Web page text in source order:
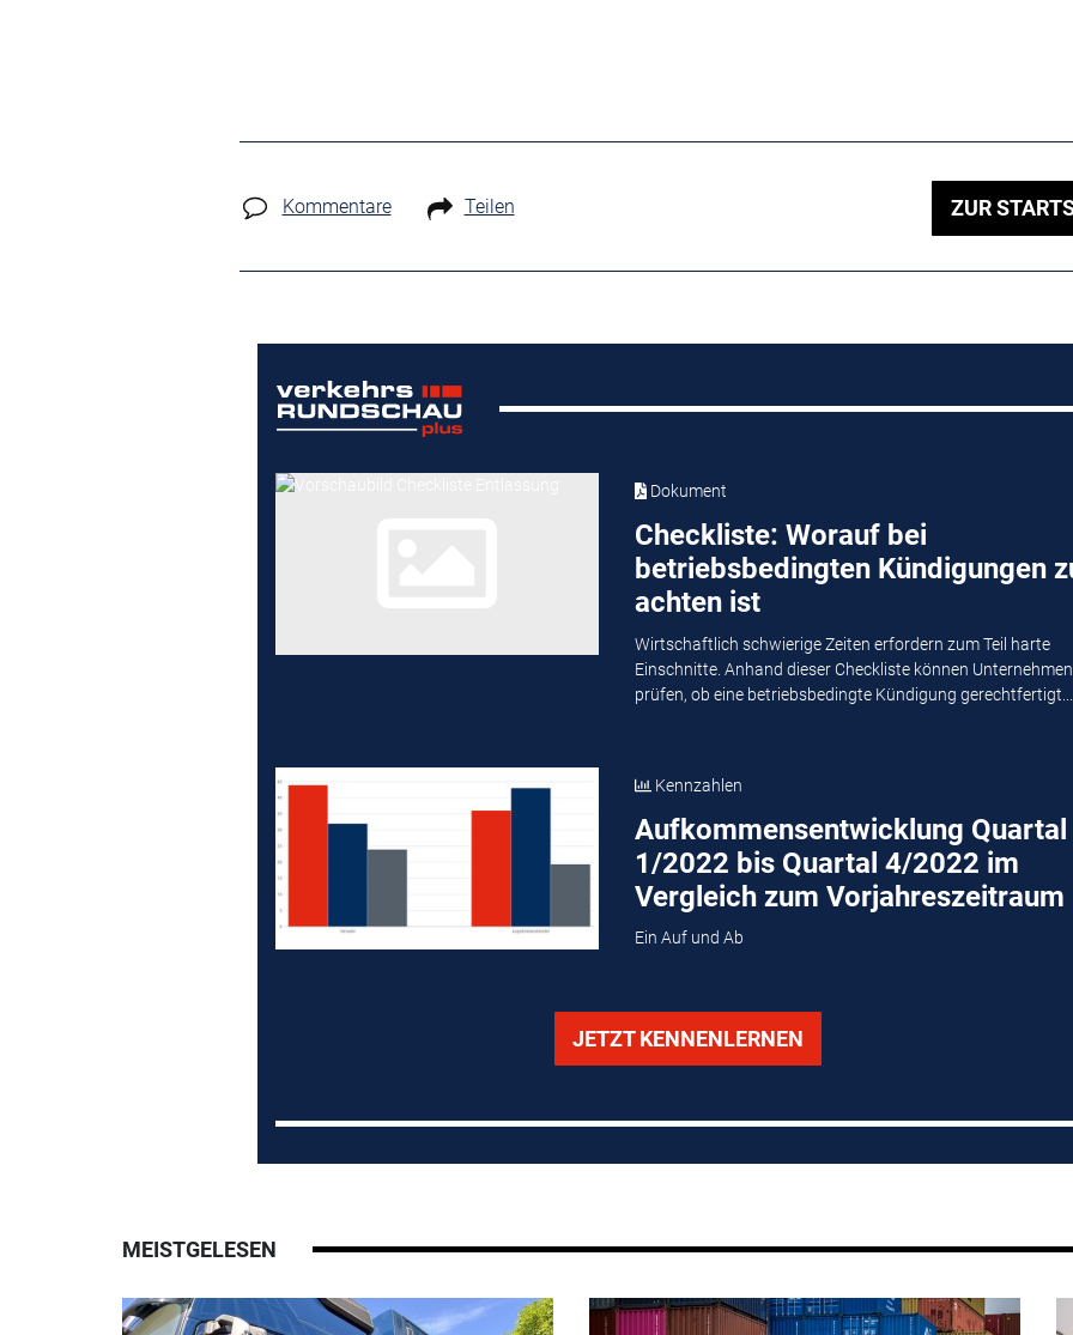
Kommentare Teilen ZUR
Dokument
Checkliste: Worauf bei
betriebsbedingten Kündigungen
achten ist
Wirtschaftlich schwierige Zeiten erfordern zum Teil harte
Einschnitte. Anhand dieser Checkliste können Unternehmen
prüfen, ob eine betriebsbedingte Kündigung gerechtfertigt...
Kennzahlen
Aufkommensentwicklung Quartal
1/2022 bis Quartal 4/2022 im
Vergleich zum Vorjahreszeitraum
Ein Auf und Ab
JETZT KENNENLERNEN
MEISTGELESEN